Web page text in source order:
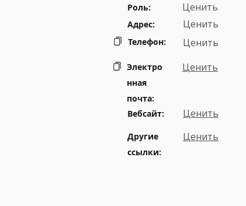
Роль: Ценить
Адрес: Ценить
Телефон: Ценить
Электро
нная
почта:
Ценить
Другие
ссылки:
Ценить
Вебсайт: Ценить